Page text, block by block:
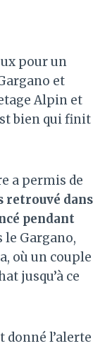
pour un
et
Alpin et
bien qui finit
a permis de
retrouvé dans
pendant
le Gargano,
où un couple
jusqu’à ce
l’alerte